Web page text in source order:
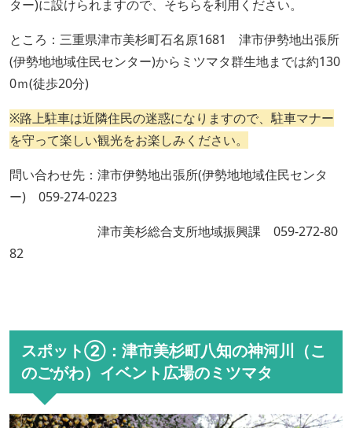
ター)に設けられますので、そちらを利用ください。
ところ：三重県津市美杉町石名原1681 津市伊勢地出張所
(伊勢地地域住民センター)からミツマタ群生地までは約130
0ｍ(徒歩20分)
※路上駐車は近隣住民の迷惑になりますので、駐車マナー
を守って楽しい観光をお楽しみください。
問い合わせ先：津市伊勢地出張所(伊勢地地域住民センタ
ー) 059-274-0223
津市美杉総合支所地域振興課 059-272-80
82
スポット②：津市美杉町八知の神河川（こ
のごがわ）イベント広場のミツマタ